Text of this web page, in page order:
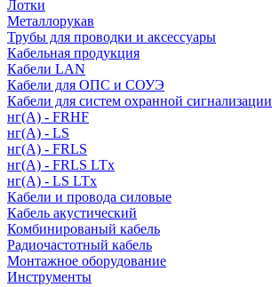
Лотки
Металлорукав
Трубы для проводки и аксессуары
Кабельная продукция
Кабели LAN
Кабели для ОПС и СОУЭ
Кабели для систем охранной сигнализации
нг(A) - FRHF
нг(A) - LS
нг(А) - FRLS
нг(А) - FRLS LTx
нг(А) - LS LTx
Кабели и провода силовые
Кабель акустический
Комбинированый кабель
Радиочастотный кабель
Монтажное оборудование
Инструменты